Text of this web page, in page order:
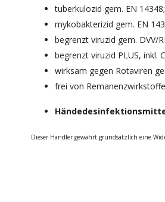
tuberkulozid gem. EN
mykobakterizid gem. EN
begrenzt viruzid gem. DVV/
begrenzt viruzid PLUS, inkl.
wirksam gegen Rotaviren
frei von
Dieser Händler gewährt grundsätzlich eine